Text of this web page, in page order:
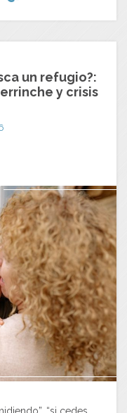
un refugio?:
y crisis